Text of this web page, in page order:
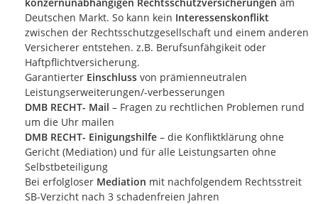
Deutschen Markt. So kann kein Interessenskonflikt
zwischen der Rechtsschutzgesellschaft und einem anderen
Versicherer entstehen. z.B. Berufsunfähgikeit oder
Haftpflichtversicherung.
Garantierter Einschluss von prämienneutralen
Leistungserweiterungen/-verbesserungen
DMB RECHT- Mail – Fragen zu rechtlichen Problemen rund
um die Uhr mailen
DMB RECHT- Einigungshilfe – die Konfliktklärung ohne
Gericht (Mediation) und für alle Leistungsarten ohne
Selbstbeteiligung
Bei erfolgloser Mediation mit nachfolgendem Rechtsstreit
SB-Verzicht nach 3 schadenfreien Jahren